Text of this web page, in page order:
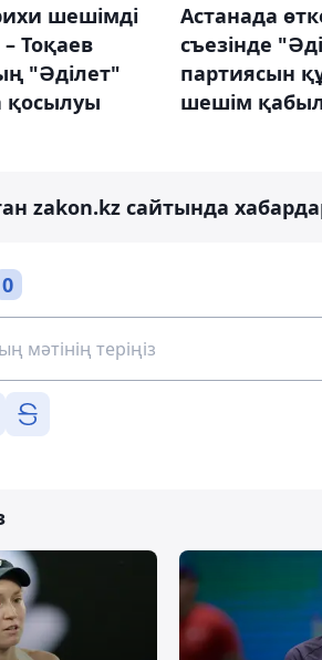
шешімді
Тоқаев
"Әділет"
қосылуы
Астанада
съезінде
партиясын
шешім
zakon.kz сайтында
0